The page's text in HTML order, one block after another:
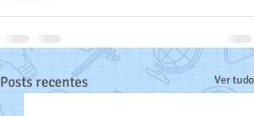
Posts recentes Ver tudo